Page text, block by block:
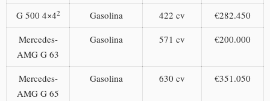
G 500 4×42 Gasolina 422 cv
€282.450
Mercedes-
AMG G 63
Gasolina 571 cv €200.000
Mercedes-
AMG G 65
Gasolina 630 cv €351.050